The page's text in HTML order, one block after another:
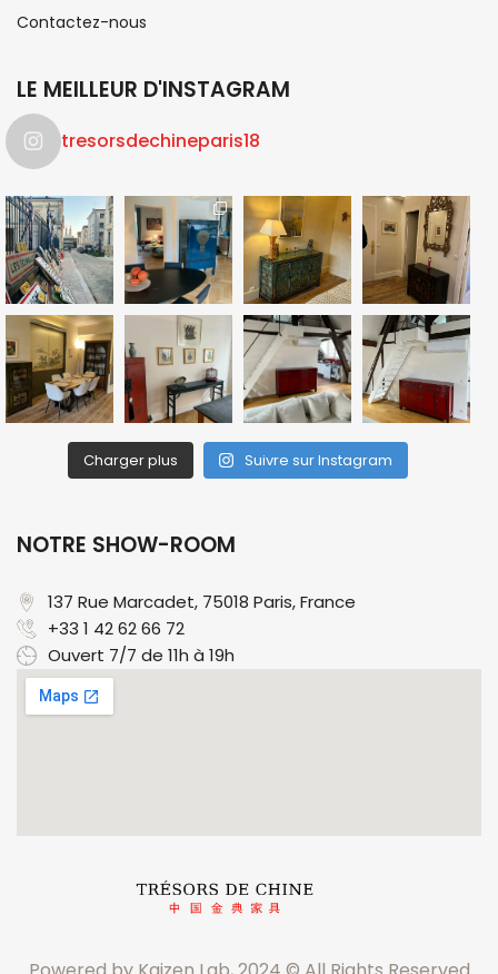
Contactez-nous
LE MEILLEUR D'INSTAGRAM
tresorsdechineparis18
Charger plus Suivre sur Instagram
NOTRE SHOW-ROOM
137 Rue Marcadet, 75018 Paris, France​
+33 1 42 62 66 72
Ouvert 7/7 de 11h à 19h